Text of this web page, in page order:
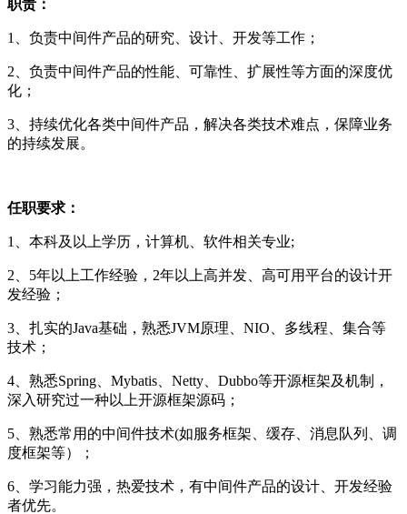
职责：
1、负责中间件产品的研究、设计、开发等工作；
2、负责中间件产品的性能、可靠性、扩展性等方面的深度优
化；
3、持续优化各类中间件产品，解决各类技术难点，保障业务
的持续发展。
任职要求：
1、本科及以上学历，计算机、软件相关专业;
2、5年以上工作经验，2年以上高并发、高可用平台的设计开
发经验；
3、扎实的Java基础，熟悉JVM原理、NIO、多线程、集合等
技术；
4、熟悉Spring、Mybatis、Netty、Dubbo等开源框架及机制，
深入研究过一种以上开源框架源码；
5、熟悉常用的中间件技术(如服务框架、缓存、消息队列、调
度框架等）；
6、学习能力强，热爱技术，有中间件产品的设计、开发经验
者优先。